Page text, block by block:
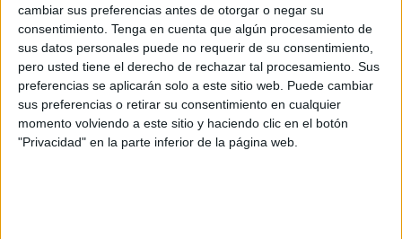
cambiar sus preferencias antes de otorgar o negar su
consentimiento. Tenga en cuenta que algún procesamiento de
sus datos personales puede no requerir de su consentimiento,
pero usted tiene el derecho de rechazar tal procesamiento. Sus
preferencias se aplicarán solo a este sitio web. Puede cambiar
sus preferencias o retirar su consentimiento en cualquier
momento volviendo a este sitio y haciendo clic en el botón
"Privacidad" en la parte inferior de la página web.
Marc Bocqué reportará, como responsable de
comunicación y relaciones externas, a Anne
Abboud, directora de PSA Retail, y al director de
servicios y recambios de Groupe PSA Christophe
Musy en su cargo como responsable de
comunicación, relaciones externas y relaciones
institucionales.